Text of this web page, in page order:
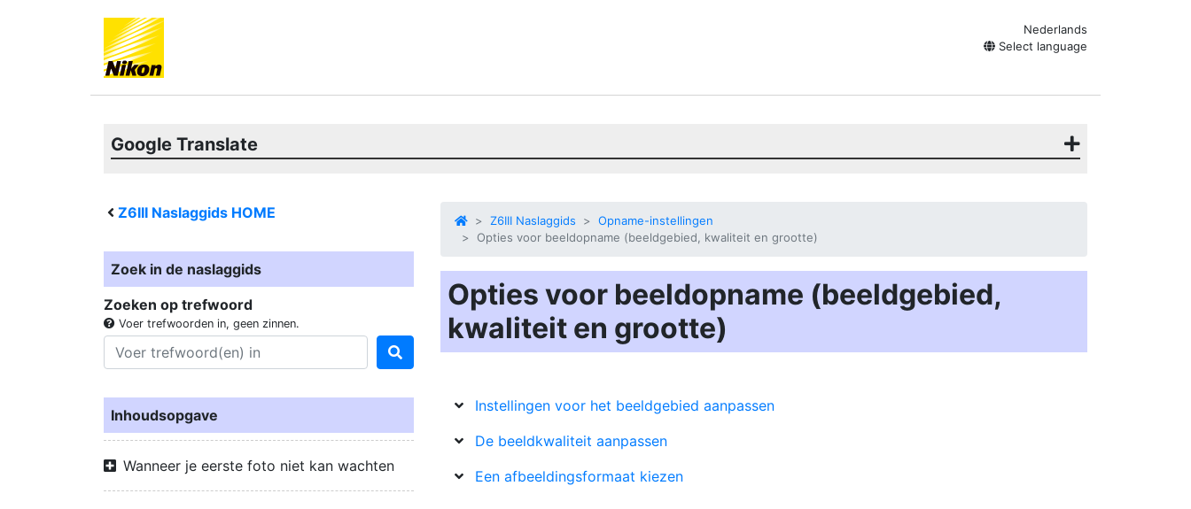
Nederlands
Select language
Google Translate
Z6III Naslaggids HOME
Zoek in de naslaggids
Zoeken op trefwoord
Voer trefwoorden in, geen zinnen.
Inhoudsopgave
Wanneer je eerste foto niet kan wachten
Z6III Naslaggids
Opname-instellingen
Opties voor beeldopname (beeldgebied, kwaliteit en grootte)
Opties voor beeldopname (beeldgebied,
kwaliteit en grootte)
Instellingen voor het beeldgebied aanpassen
De beeldkwaliteit aanpassen
Een afbeeldingsformaat kiezen